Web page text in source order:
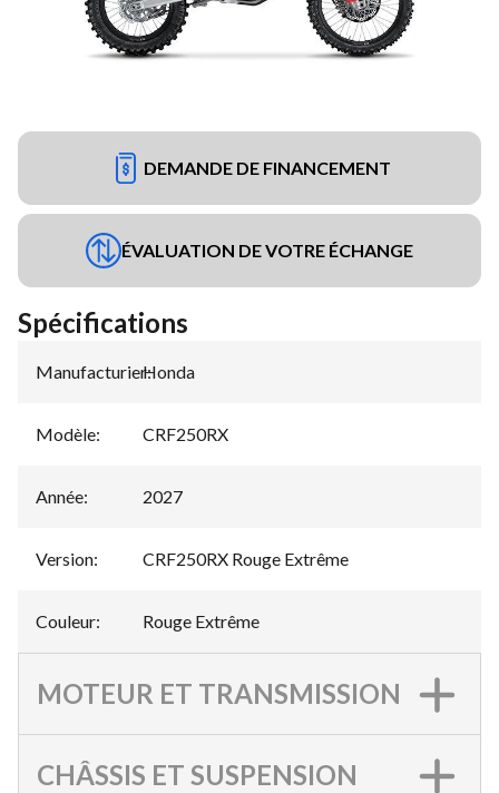
DEMANDE DE FINANCEMENT
ÉVALUATION DE VOTRE ÉCHANGE
Spécifications
Manufacturier:
Honda
Modèle: CRF250RX
Année: 2027
Version: CRF250RX Rouge Extrême
Couleur: Rouge Extrême
MOTEUR ET TRANSMISSION
CHÂSSIS ET SUSPENSION